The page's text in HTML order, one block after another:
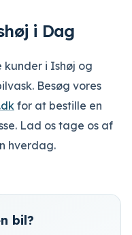
i Dag
kunder i Ishøj og
Besøg vores
for at bestille en
Lad os tage os af
hverdag.
bil?